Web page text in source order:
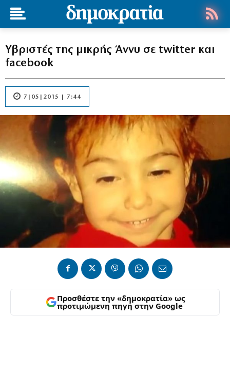
Υβριστές της μικρής Άννυ σε twitter και
facebook
7|05|2015 | 7:44
Προσθέστε την «δημοκρατία» ως
προτιμώμενη πηγή στην Google